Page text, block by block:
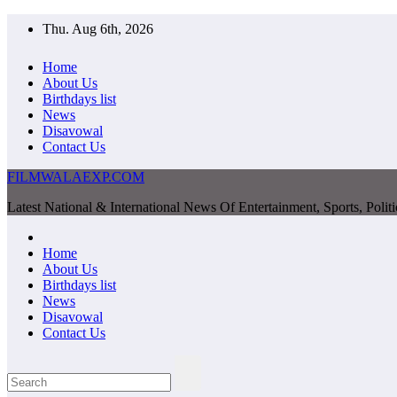
Thu. Aug 6th, 2026
Home
About Us
Birthdays list
News
Disavowal
Contact Us
FILMWALAEXP.COM
Latest National & International News Of Entertainment, Sports,
Home
About Us
Birthdays list
News
Disavowal
Contact Us